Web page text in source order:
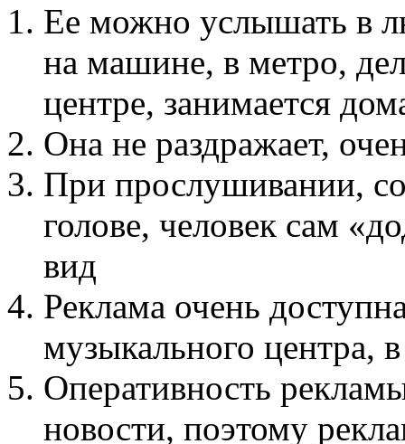
Ее можно услышать в
на машине, в метро,
центре, занимается
Она не раздражает,
При прослушивании,
голове, человек сам
вид
Реклама очень
музыкального центра,
Оперативность
новости, поэтому